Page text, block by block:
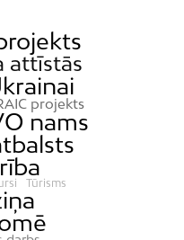
attīstās
projekts
nams
Tūrisms